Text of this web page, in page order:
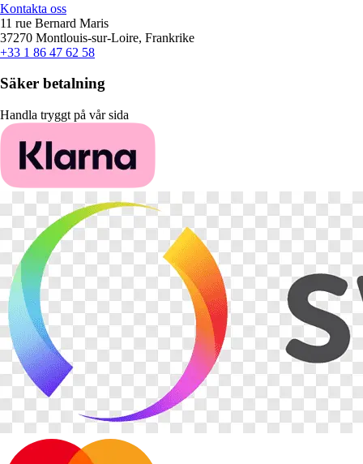
Kontakta oss
11 rue Bernard Maris
37270 Montlouis-sur-Loire, Frankrike
+33 1 86 47 62 58
Säker betalning
Handla tryggt på vår sida